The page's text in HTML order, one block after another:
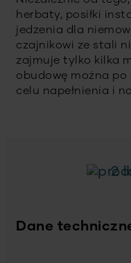
herbaty, posiłki
jedzenia dla
czajnikowi ze stali
zajmuje tylko kilka
obudowę można po
celu napełnienia i
2
Dane